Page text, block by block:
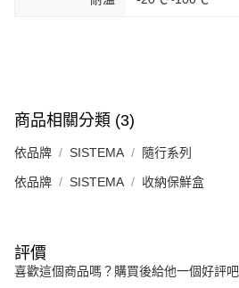
商品相關分類 (3)
依品牌 SISTEMA 隨行系列
依品牌 SISTEMA 收納保鮮盒
評價
喜歡這個商品嗎？購買後給他一個好評吧